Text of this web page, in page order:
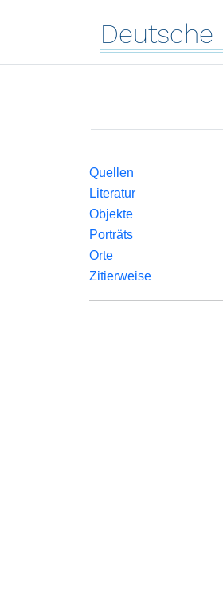
Deutsche
Quellen
Literatur
Objekte
Porträts
Orte
Zitierweise